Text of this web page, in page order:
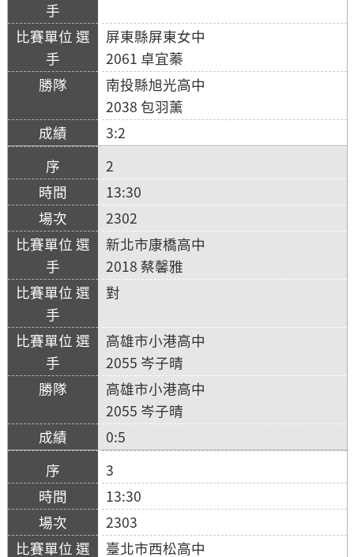
屏東縣屏東女中
2061 卓宜蓁
南投縣旭光高中
2038 包羽薰
3:2
2
13:30
2302
新北市康橋高中
2018 蔡馨雅
對
高雄市小港高中
2055 岑子晴
高雄市小港高中
2055 岑子晴
0:5
3
13:30
2303
臺北市西松高中